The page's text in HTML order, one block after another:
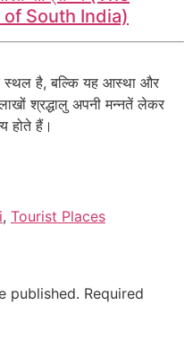
South India)
स्थल है, बल्कि यह आस्था और
श्रद्धालु अपनी मन्नतें लेकर
होते हैं।
, Tourist Places
published. Required